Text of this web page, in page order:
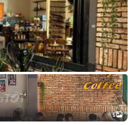
5